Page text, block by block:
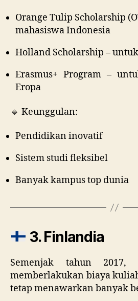
Orange Tulip Scholarship
mahasiswa Indonesia
Holland Scholarship – untuk
Erasmus+ Program –
Eropa
🔹 Keunggulan:
Pendidikan inovatif
Sistem studi fleksibel
Banyak kampus top dunia
3. Finlandia
Semenjak tahun 2017,
memberlakukan biaya
tetap menawarkan banyak